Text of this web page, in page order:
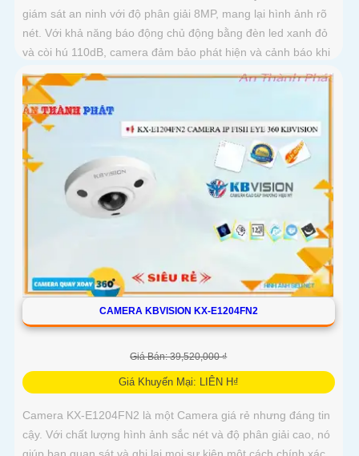
giám sát an ninh với độ phân giải 8MP, mang lại hình ảnh rõ
nét. Với khả năng báo động chủ động bằng đèn led xanh đỏ
và còi hú 110dB, camera đảm bảo phát hiện và cảnh báo khi
có xâm nhậpThiết bị Camera Giá Rẻ Công Nghệ POE KX-
CAiF8003UN-TiF-A tích hợp chức năng cao cấp Thu Âm Và
Loa rõ ràng để mang lại trải nghiệm hình ảnh và âm thanh
tốt nhất
CAMERA KBVISION KX-E1204FN2
Giá Bán: 39,520,000 ₫
Giá Khuyến Mại: LIÊN H₫
Camera KX-E1204FN2 là một Camera giá rẻ nhưng đáng tin
cậy. Với chất lượng hình ảnh sắc nét và độ phân giải cao, nó
giúp bạn quan sát và ghi lại mọi sự kiện một cách chính xác